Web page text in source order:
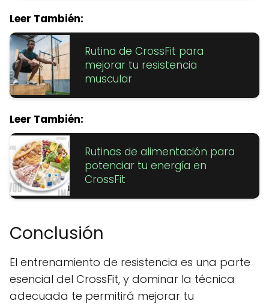
Leer También:
Rutina de CrossFit para
mejorar tu resistencia
muscular
Leer También:
Rutinas de alimentación para
potenciar tu energía en
CrossFit
Conclusión
El entrenamiento de resistencia es una parte
esencial del CrossFit, y dominar la técnica
adecuada te permitirá mejorar tu